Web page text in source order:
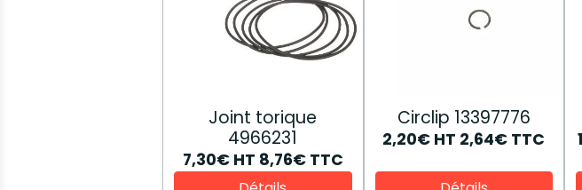
Joint torique
4966231
7,30€ HT 8,76€ TTC
Circlip 13397776
2,20€ HT 2,64€ TTC